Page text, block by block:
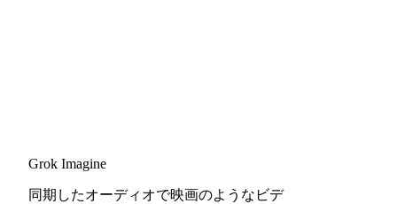
Grok Imagine
同期したオーディオで映画のようなビデ